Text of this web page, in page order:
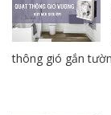
thông gió gắn